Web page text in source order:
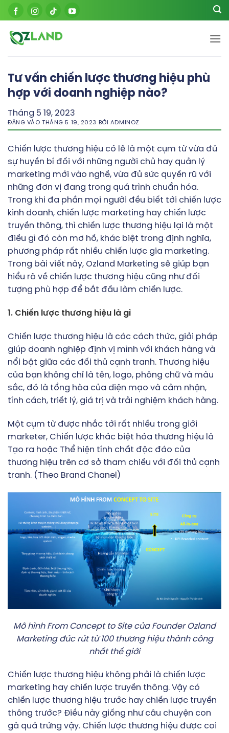
qua
nội
dung
Tư vấn chiến lược thương hiệu phù
hợp với doanh nghiệp nào?
Tháng 5 19, 2023
ĐĂNG VÀOTHÁNG 5 19, 2023 BỞI ADMINOZ
Chiến lược thương hiệu có lẽ là một cụm từ vừa đủ
sự huyền bí đối với những người chủ hay quản lý
marketing mới vào nghề, vừa đủ sức quyến rũ với
những đơn vị đang trong quá trình chuẩn hóa.
Trong khi đa phần mọi người đều biết tới chiến lược
kinh doanh, chiến lược marketing hay chiến lược
truyền thông, thì chiến lược thương hiệu lại là một
điều gì đó còn mơ hồ, khác biệt trong định nghĩa,
phương pháp rất nhiều chiến lược gia marketing.
Trong bài viết này, Ozland Marketing sẽ giúp bạn
hiểu rõ về chiến lược thương hiệu cũng như đối
tượng phù hợp để bắt đầu làm chiến lược.
1. Chiến lược thương hiệu là gì
Chiến lược thương hiệu là các cách thức, giải pháp
giúp doanh nghiệp định vị mình với khách hàng và
nổi bật giữa các đối thủ cạnh tranh. Thương hiệu
của bạn không chỉ là tên, logo, phông chữ và màu
sắc, đó là tổng hòa của diện mạo và cảm nhận,
tính cách, triết lý, giá trị và trải nghiệm khách hàng.
Một cụm từ được nhắc tới rất nhiều trong giới
marketer, Chiến lược khác biệt hóa thương hiệu là
Tạo ra hoặc Thể hiện tính chất độc đáo của
thương hiệu trên cơ sở tham chiếu với đối thủ cạnh
tranh. (Theo Brand Chanel)
Mô hình From Concept to Site của Founder Ozland
Marketing đúc rút từ 100 thương hiệu thành công
nhất thế giới
Chiến lược thương hiệu không phải là chiến lược
marketing hay chiến lược truyền thông. Vậy có
chiến lược thương hiệu trước hay chiến lược truyền
thông trước? Điều này giống như câu chuyện con
gà quả trứng vậy. Chiến lược thương hiệu được coi